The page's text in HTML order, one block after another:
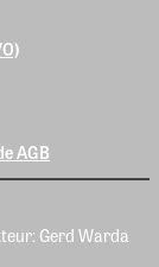
AGB
Gerd Warda